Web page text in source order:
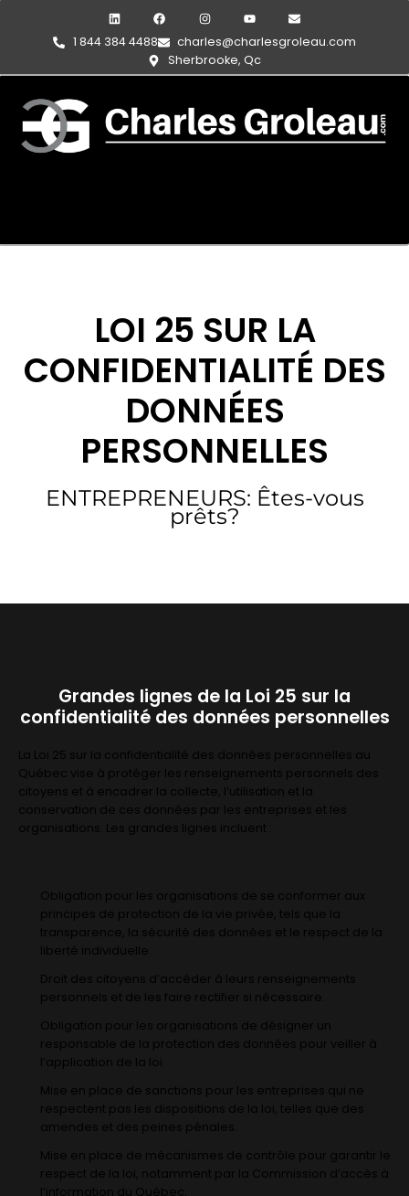
1 844 384 4488
charles@charlesgroleau.com
Sherbrooke, Qc
LOI 25 SUR LA
CONFIDENTIALITÉ DES
DONNÉES
PERSONNELLES
ENTREPRENEURS: Êtes-vous
prêts?
Grandes lignes de la Loi 25 sur la
confidentialité des données personnelles
La Loi 25 sur la confidentialité des données personnelles au
Québec vise à protéger les renseignements personnels des
citoyens et à encadrer la collecte, l’utilisation et la
conservation de ces données par les entreprises et les
organisations. Les grandes lignes incluent :
Obligation pour les organisations de se conformer aux
principes de protection de la vie privée, tels que la
transparence, la sécurité des données et le respect de la
liberté individuelle.
Droit des citoyens d’accéder à leurs renseignements
personnels et de les faire rectifier si nécessaire.
Obligation pour les organisations de désigner un
responsable de la protection des données pour veiller à
l’application de la loi.
Mise en place de sanctions pour les entreprises qui ne
respectent pas les dispositions de la loi, telles que des
amendes et des peines pénales.
Mise en place de mécanismes de contrôle pour garantir le
respect de la loi, notamment par la Commission d’accès à
l’information du Québec.